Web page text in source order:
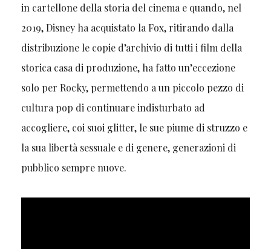
in cartellone della storia del cinema e quando, nel
2019, Disney ha acquistato la Fox, ritirando dalla
distribuzione le copie d’archivio di tutti i film della
storica casa di produzione, ha fatto un’eccezione
solo per Rocky, permettendo a un piccolo pezzo di
cultura pop di continuare indisturbato ad
accogliere, coi suoi glitter, le sue piume di struzzo e
la sua libertà sessuale e di genere, generazioni di
pubblico sempre nuove.